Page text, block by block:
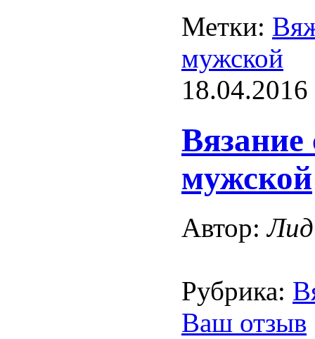
Метки:
мужской
18.04.2016
мужской
Автор:
Рубрика:
Ваш отзыв